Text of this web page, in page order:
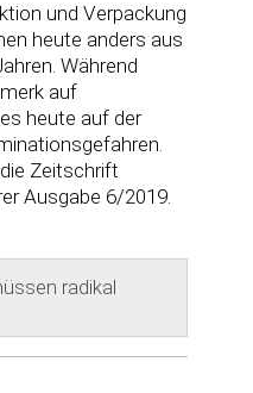
und Verpackung
heute anders aus
Während
auf
heute auf der
Zeitschrift
Ausgabe 6/2019.
radikal